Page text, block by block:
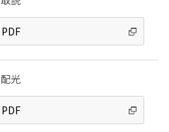
PDF
配光
PDF